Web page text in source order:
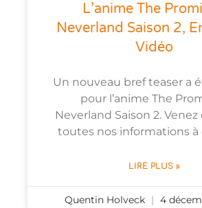
L’anime The
Neverland Saison 2,
Vidéo
Un nouveau bref teaser a
pour l’anime The
Neverland Saison 2.
toutes nos informations à
LIRE PLUS »
Quentin Holveck 4